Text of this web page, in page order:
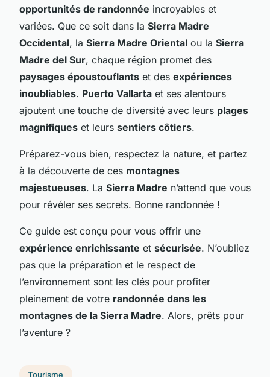
opportunités de randonnée incroyables et
variées. Que ce soit dans la Sierra Madre
Occidental, la Sierra Madre Oriental ou la Sierra
Madre del Sur, chaque région promet des
paysages époustouflants et des expériences
inoubliables. Puerto Vallarta et ses alentours
ajoutent une touche de diversité avec leurs plages
magnifiques et leurs sentiers côtiers.
Préparez-vous bien, respectez la nature, et partez
à la découverte de ces montagnes
majestueuses. La Sierra Madre n’attend que vous
pour révéler ses secrets. Bonne randonnée !
Ce guide est conçu pour vous offrir une
expérience enrichissante et sécurisée. N’oubliez
pas que la préparation et le respect de
l’environnement sont les clés pour profiter
pleinement de votre randonnée dans les
montagnes de la Sierra Madre. Alors, prêts pour
l’aventure ?
Tourisme